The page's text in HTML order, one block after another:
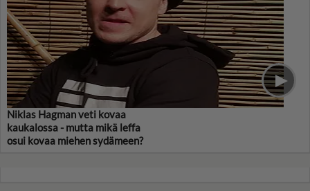
Niklas Hagman veti kovaa
kaukalossa - mutta mikä leffa
osui kovaa miehen sydämeen?